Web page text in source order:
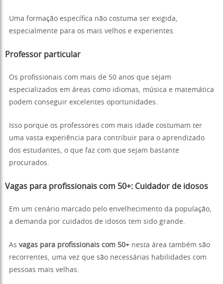
Uma formação específica não costuma ser exigida,
especialmente para os mais velhos e experientes.
Professor particular
Os profissionais com mais de 50 anos que sejam
especializados em áreas como idiomas, música e matemática
podem conseguir excelentes oportunidades.
Isso porque os professores com mais idade costumam ter
uma vasta experiência para contribuir para o aprendizado
dos estudantes, o que faz com que sejam bastante
procurados.
Vagas para profissionais com 50+: Cuidador de idosos
Em um cenário marcado pelo envelhecimento da população,
a demanda por cuidados de idosos tem sido grande.
As vagas para profissionais com 50+ nesta área também são
recorrentes, uma vez que são necessárias habilidades com
pessoas mais velhas.